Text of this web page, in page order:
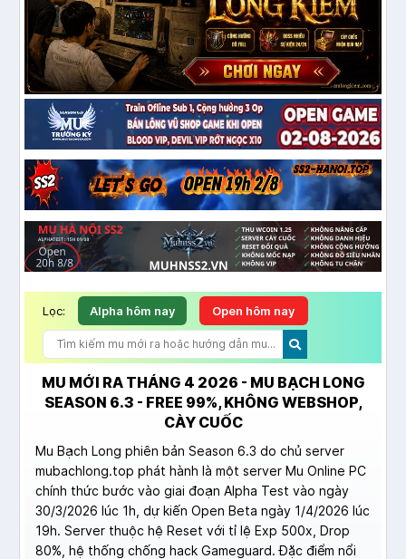
Lọc: Alpha hôm nay Open hôm nay
MU MỚI RA THÁNG 4 2026 - MU BẠCH LONG
SEASON 6.3 - FREE 99%, KHÔNG WEBSHOP,
CÀY CUỐC
Mu Bạch Long phiên bản Season 6.3 do chủ server
mubachlong.top phát hành là một server Mu Online PC
chính thức bước vào giai đoạn Alpha Test vào ngày
30/3/2026 lúc 1h, dự kiến Open Beta ngày 1/4/2026 lúc
19h. Server thuộc hệ Reset với tỉ lệ Exp 500x, Drop
80%, hệ thống chống hack Gameguard. Đặc điểm nổi